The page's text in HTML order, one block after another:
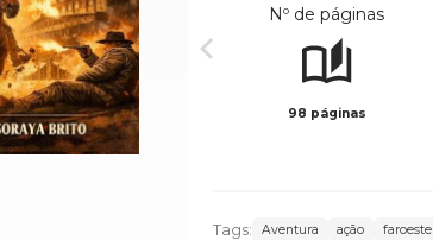
Nº de páginas
98 páginas
Tags: Aventura ação faroeste